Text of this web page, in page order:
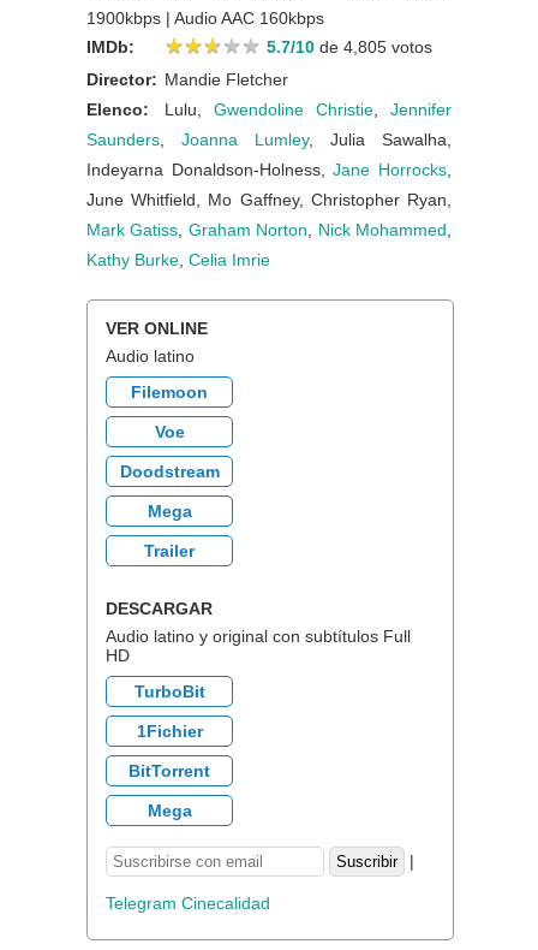
1900kbps | Audio AAC 160kbps
IMDb:
★★★★★
★★★★★ 5.7/10 de 4,805 votos
Director: Mandie Fletcher
Elenco:
Lulu, Gwendoline Christie
Jennifer
Saunders
Joanna Lumley, Julia Sawalha,
Indeyarna Donaldson-Holness,Jane Horrocks
June Whitfield, Mo Gaffney, Christopher Ryan,
Mark Gatiss Graham Norton Nick Mohammed
Kathy Burke Celia Imrie
VER ONLINE
Audio latino
Filemoon
Voe
Doodstream
Mega
Trailer
DESCARGAR
Audio latino y original con subtítulos Full
HD
TurboBit
1Fichier
BitTorrent
Mega
|
Telegram Cinecalidad